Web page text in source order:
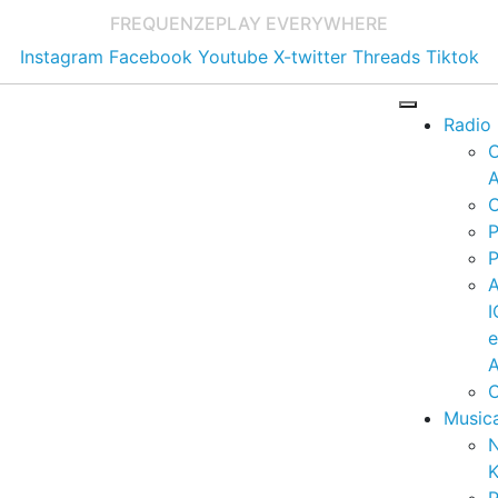
FREQUENZEPLAY EVERYWHERE
Instagram Facebook Youtube X-twitter Threads Tiktok
Radio
e